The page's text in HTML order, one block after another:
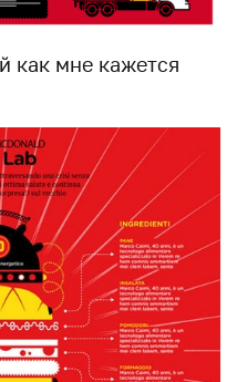
как мне кажется